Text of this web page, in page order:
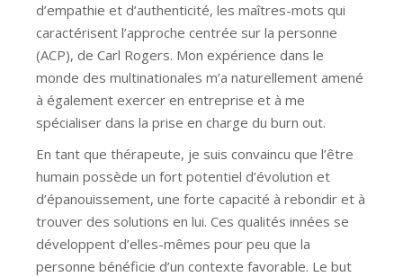
d’empathie et d’authenticité, les maîtres-mots qui
caractérisent l’approche centrée sur la personne
(ACP), de Carl Rogers. Mon expérience dans le
monde des multinationales m’a naturellement amené
à également exercer en entreprise et à me
spécialiser dans la prise en charge du burn out.
En tant que thérapeute, je suis convaincu que l’être
humain possède un fort potentiel d’évolution et
d’épanouissement, une forte capacité à rebondir et à
trouver des solutions en lui. Ces qualités innées se
développent d’elles-mêmes pour peu que la
personne bénéficie d’un contexte favorable. Le but